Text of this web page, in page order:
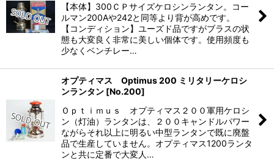
絞り込む
【本体】300ＣＰサイズケロシンランタン。コー
ルマン200Aや242と同等より背が高めです。
【コンディション】ユーズド品ですがブラスの状
態も大変良く非常に美しい個体です。使用頻度も
少なくベンチレー…
オプティマス Optimus 200 ミリタリーケロシ
ンランタン [No.200]
Ｏｐｔｉｍｕｓ オプティマス２００軍用ケロシ
ン（灯油）ランタンは、２００キャンドルパワー
ながらそれ以上に明るい中型ランタンで既に廃盤
品で生産していません。オプティマス1200ランタ
ンと共に定番で大変人…